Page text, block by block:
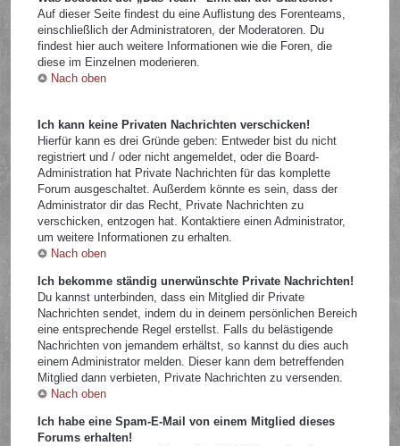
Auf dieser Seite findest du eine Auflistung des Forenteams,
einschließlich der Administratoren, der Moderatoren. Du
findest hier auch weitere Informationen wie die Foren, die
diese im Einzelnen moderieren.
Nach oben
Ich kann keine Privaten Nachrichten verschicken!
Hierfür kann es drei Gründe geben: Entweder bist du nicht
registriert und / oder nicht angemeldet, oder die Board-
Administration hat Private Nachrichten für das komplette
Forum ausgeschaltet. Außerdem könnte es sein, dass der
Administrator dir das Recht, Private Nachrichten zu
verschicken, entzogen hat. Kontaktiere einen Administrator,
um weitere Informationen zu erhalten.
Nach oben
Ich bekomme ständig unerwünschte Private Nachrichten!
Du kannst unterbinden, dass ein Mitglied dir Private
Nachrichten sendet, indem du in deinem persönlichen Bereich
eine entsprechende Regel erstellst. Falls du belästigende
Nachrichten von jemandem erhältst, so kannst du dies auch
einem Administrator melden. Dieser kann dem betreffenden
Mitglied dann verbieten, Private Nachrichten zu versenden.
Nach oben
Ich habe eine Spam-E-Mail von einem Mitglied dieses
Forums erhalten!